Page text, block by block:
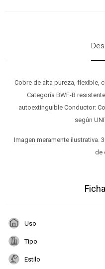
Cobre de alta pureza, flexible,
Categoría BWF-B
autoextinguible Conductor:
según
Imagen meramente ilustrativa.
de
Uso
Tipo
Estilo